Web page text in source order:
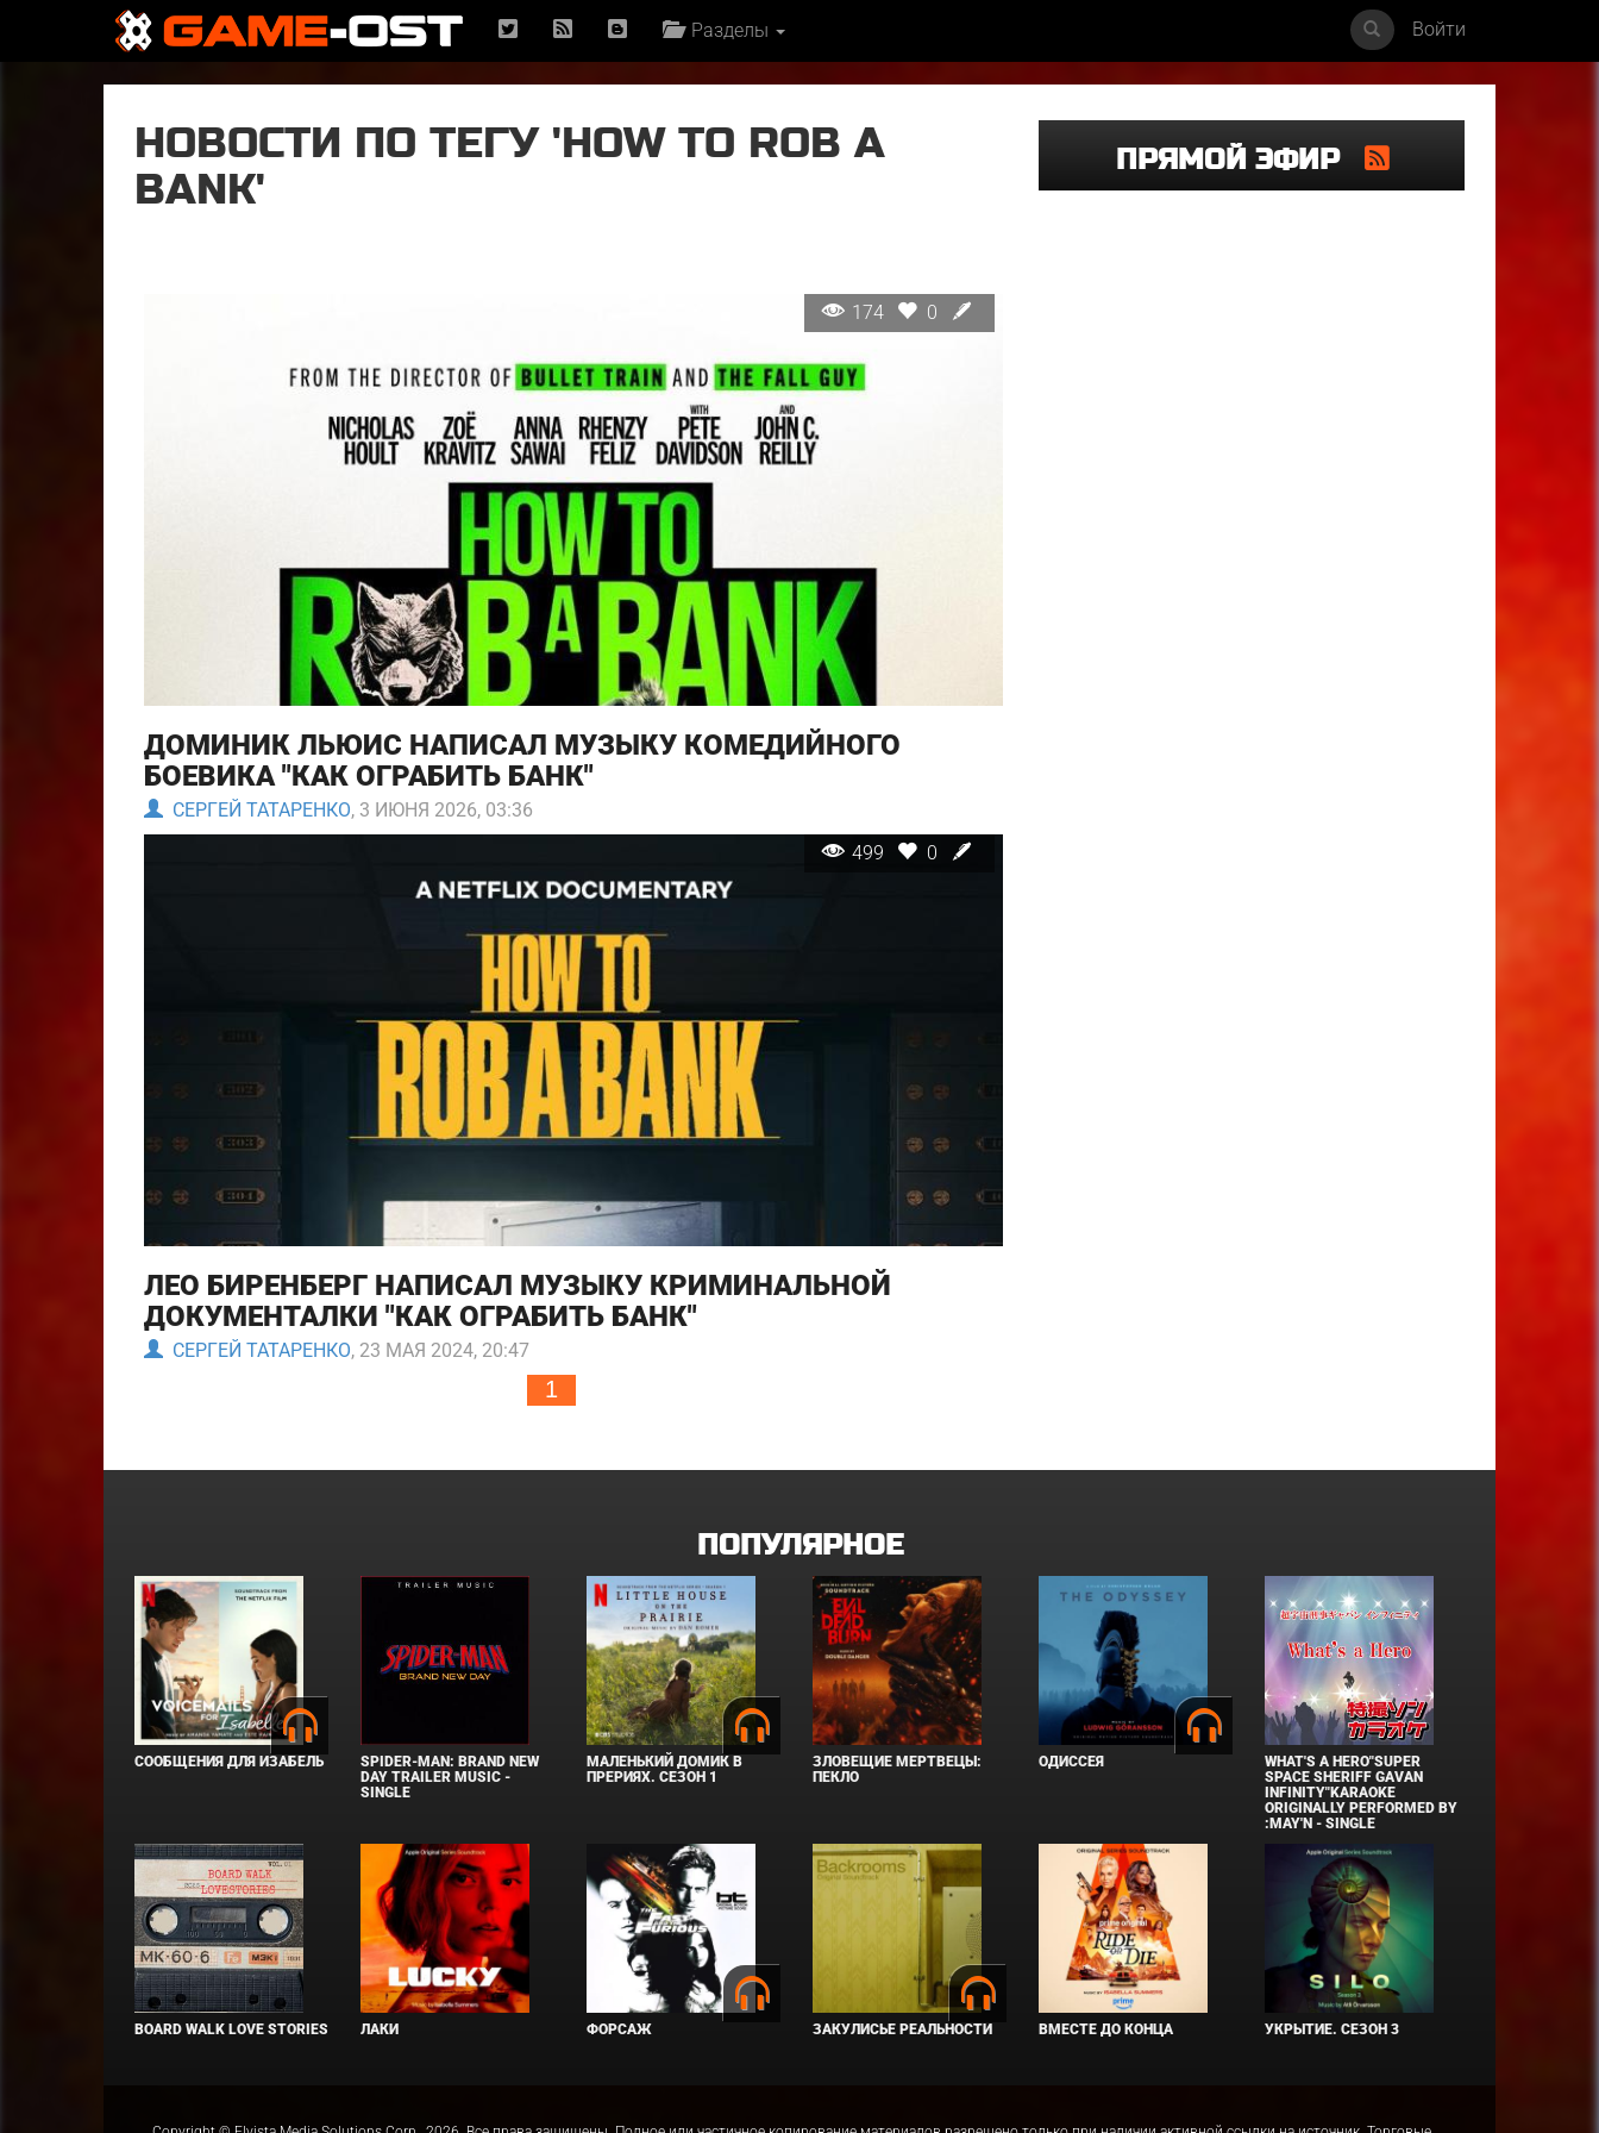
Разделы Войти
НОВОСТИ ПО ТЕГУ 'HOW TO ROB A
BANK'
174 0
ДОМИНИК ЛЬЮИС НАПИСАЛ МУЗЫКУ КОМЕДИЙНОГО
БОЕВИКА "КАК ОГРАБИТЬ БАНК"
СЕРГЕЙ ТАТАРЕНКО, 3 ИЮНЯ 2026, 03:36
499 0
ЛЕО БИРЕНБЕРГ НАПИСАЛ МУЗЫКУ КРИМИНАЛЬНОЙ
ДОКУМЕНТАЛКИ "КАК ОГРАБИТЬ БАНК"
СЕРГЕЙ ТАТАРЕНКО, 23 МАЯ 2024, 20:47
1
ПРЯМОЙ ЭФИР
ПОПУЛЯРНОЕ
СООБЩЕНИЯ ДЛЯ ИЗАБЕЛЬ
SPIDER-MAN: BRAND NEW
DAY TRAILER MUSIC -
SINGLE
МАЛЕНЬКИЙ ДОМИК В
ПРЕРИЯХ. СЕЗОН 1
ЗЛОВЕЩИЕ МЕРТВЕЦЫ:
ПЕКЛО
ОДИССЕЯ
WHAT'S A HERO"SUPER
SPACE SHERIFF GAVAN
INFINITY"KARAOKE
ORIGINALLY PERFORMED BY
:MAY'N - SINGLE
BOARD WALK LOVE STORIES ЛАКИ ФОРСАЖ ЗАКУЛИСЬЕ РЕАЛЬНОСТИ ВМЕСТЕ ДО КОНЦА УКРЫТИЕ. СЕЗОН 3